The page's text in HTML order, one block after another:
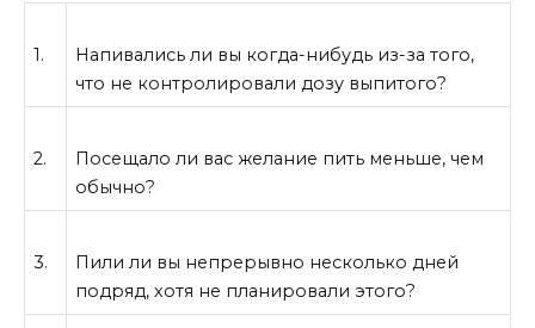
1.
Напивались ли вы когда-нибудь из-за того,
что не контролировали дозу выпитого?
2.
Посещало ли вас желание пить меньше, чем
обычно?
3.
Пили ли вы непрерывно несколько дней
подряд, хотя не планировали этого?